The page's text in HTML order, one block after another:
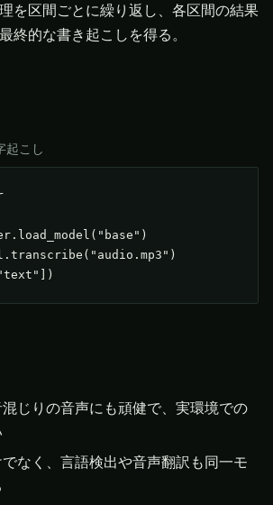
を区間ごとに繰り返し、各区間の結果
終的な書き起こしを得る。
起こし
じりの音声にも頑健で、実環境での
なく、言語検出や音声翻訳も同一モ